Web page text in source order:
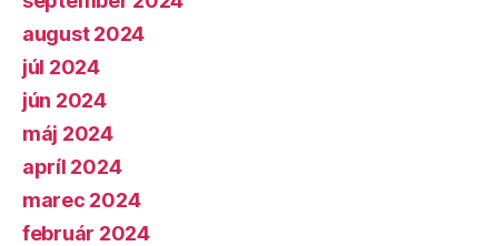
august 2024
júl 2024
jún 2024
máj 2024
apríl 2024
marec 2024
február 2024